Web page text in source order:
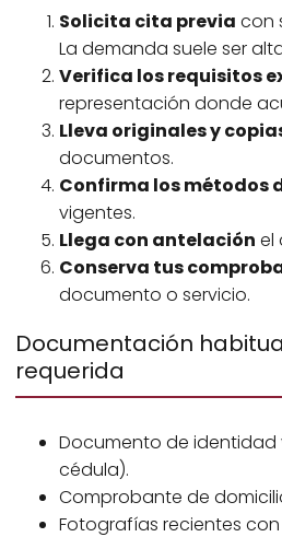
Solicita cita previa con
La demanda suele ser
Verifica los requisitos
representación donde
Lleva originales y
documentos.
Confirma los métodos
vigentes.
Llega con antelación el
Conserva tus
documento o servicio.
Documentación
requerida
Documento de
cédula).
Comprobante de
Fotografías recientes